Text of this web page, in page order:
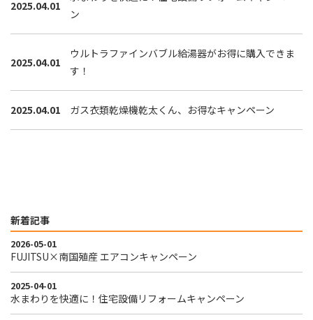
2025.04.01
ン
2025.04.01
ウルトラファインバブル給湯器がお得に購入できま
す！
2025.04.01 ガス衣類乾燥機乾太くん、お得なキャンペーン
新着記事
2026-05-01
FUJITSU×南国殖産 エアコンキャンペーン
2025-04-01
水まわりを快適に！住宅設備リフォームキャンペーン